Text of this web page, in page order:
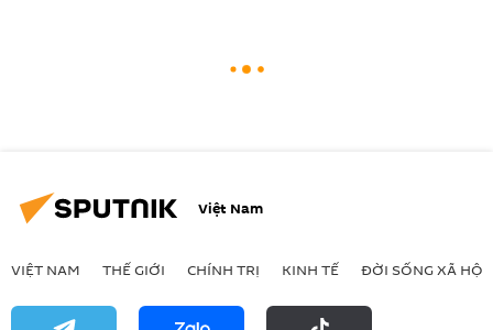
Việt Nam
VIỆT NAM THẾ GIỚI CHÍNH TRỊ KINH TẾ ĐỜI SỐNG XÃ HỘI